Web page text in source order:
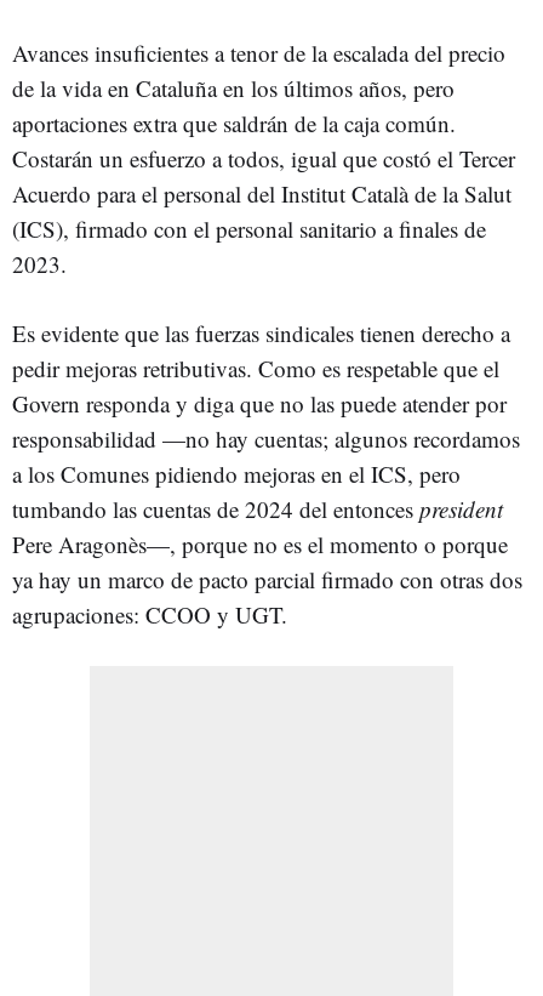
Avances insuficientes a tenor de la escalada del precio
de la vida en Cataluña en los últimos años, pero
aportaciones extra que saldrán de la caja común.
Costarán un esfuerzo a todos, igual que costó el Tercer
Acuerdo para el personal del Institut Català de la Salut
(ICS), firmado con el personal sanitario a finales de
2023.
Es evidente que las fuerzas sindicales tienen derecho a
pedir mejoras retributivas. Como es respetable que el
Govern responda y diga que no las puede atender por
responsabilidad —no hay cuentas; algunos recordamos
a los Comunes pidiendo mejoras en el ICS, pero
tumbando las cuentas de 2024 del entonces president
Pere Aragonès—, porque no es el momento o porque
ya hay un marco de pacto parcial firmado con otras dos
agrupaciones: CCOO y UGT.